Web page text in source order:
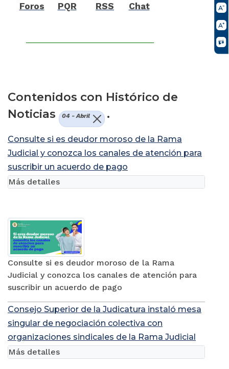
Foros PQR RSS Chat
Contenidos con Histórico de
Noticias
04 - Abril .
Consulte si es deudor moroso de la Rama
Judicial y conozca los canales de atención para
suscribir un acuerdo de pago
Consulte si es deudor moroso de la Rama
Judicial y conozca los canales de atención para
suscribir un acuerdo de pago
Más detalles
Consejo Superior de la Judicatura instaló mesa
singular de negociación colectiva con
organizaciones sindicales de la Rama Judicial
Más detalles